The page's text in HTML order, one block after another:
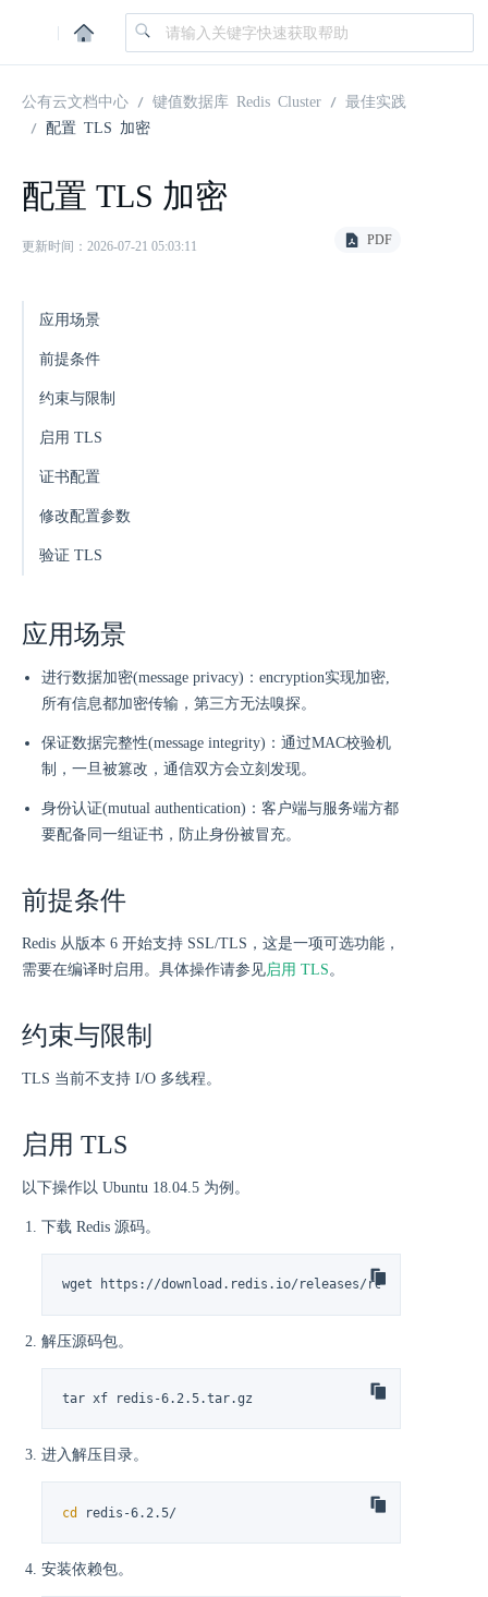
|
公有云文档中心 键值数据库 Redis Cluster
最佳实践
配置 TLS 加密
配置 TLS 加密
更新时间：2026-07-21 05:03:11 PDF
应用场景
前提条件
约束与限制
启用 TLS
证书配置
修改配置参数
验证 TLS
应用场景
进行数据加密(message privacy)：encryption实现加密,
所有信息都加密传输，第三方无法嗅探。
保证数据完整性(message integrity)：通过MAC校验机
制，一旦被篡改，通信双方会立刻发现。
身份认证(mutual authentication)：客户端与服务端方都
要配备同一组证书，防止身份被冒充。
前提条件
Redis 从版本 6 开始支持 SSL/TLS，这是一项可选功能，
需要在编译时启用。具体操作请参见启用 TLS。
约束与限制
TLS 当前不支持 I/O 多线程。
启用 TLS
以下操作以 Ubuntu 18.04.5 为例。
下载 Redis 源码。
wget https://download.redis.io/releases/redis-
解压源码包。
tar xf redis-6.2.5.tar.gz
进入解压目录。
cd redis-6.2.5/
安装依赖包。